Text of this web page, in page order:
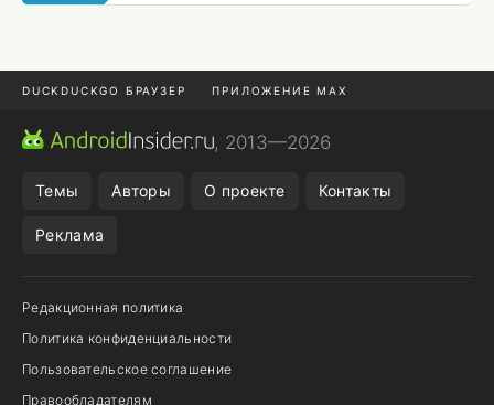
DUCKDUCKGO БРАУЗЕР ПРИЛОЖЕНИЕ MAX
ПРИЛОЖЕНИЯ ANDROID
, 2013—2026
Темы Авторы О проекте Контакты
Реклама
Редакционная политика
Политика конфиденциальности
Пользовательское соглашение
Правообладателям